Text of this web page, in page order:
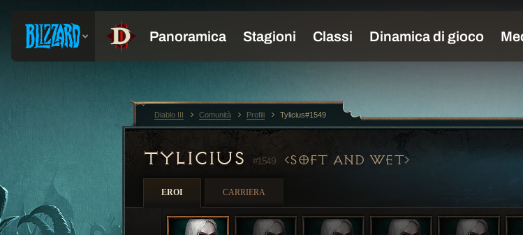
TYLICIUS #1549 SOFT AND WET
EROI CARRIERA
Diablo III Comunità Profili Tylicius#1549